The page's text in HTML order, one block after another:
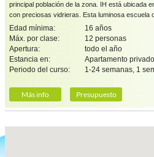
principal población de la zona. IH está ubicada
con preciosas vidrieras. Esta luminosa escuela
Edad mínima:
16 años
Máx. por clase:
12 personas
Apertura:
todo el año
Estancia en:
Apartamento
Periodo del curso:
1-24 semanas, 1
Más info Presupuesto